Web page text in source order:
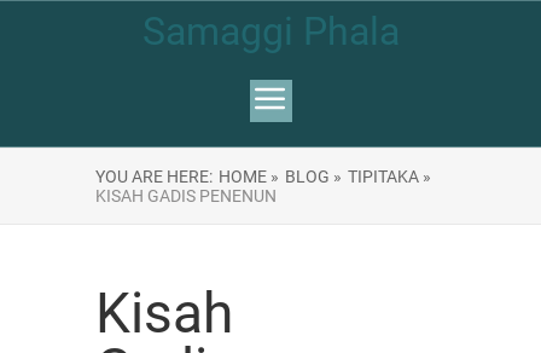
Samaggi Phala
YOU ARE HERE: HOME » BLOG » TIPITAKA »
KISAH GADIS PENENUN
Kisah